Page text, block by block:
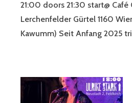
21:00 doors 21:30 start@
Lerchenfelder Gürtel 1160
Kawumm) Seit Anfang 2025